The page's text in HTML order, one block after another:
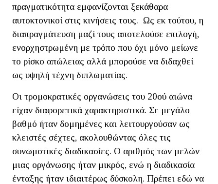
πραγματικότητα εμφανίζονται ξεκάθαρα
αυτοκτονικοί στις κινήσεις τους. Ως εκ τούτου, η
διαπραγμάτευση μαζί τους αποτελούσε επιλογή,
ενορχηστρωμένη με τρόπο που όχι μόνο μείωνε
το ρίσκο απώλειας αλλά μπορούσε να διδαχθεί
ως υψηλή τέχνη διπλωματίας.
Οι τρομοκρατικές οργανώσεις του 20ού αιώνα
είχαν διαφορετικά χαρακτηριστικά. Σε μεγάλο
βαθμό ήταν δομημένες και λειτουργούσαν ως
κλειστές σέχτες, ακολουθώντας όλες τις
συνωμοτικές διαδικασίες. Ο αριθμός των μελών
μιας οργάνωσης ήταν μικρός, ενώ η διαδικασία
ένταξης ήταν ιδιαιτέρως δύσκολη. Πρέπει εδώ να